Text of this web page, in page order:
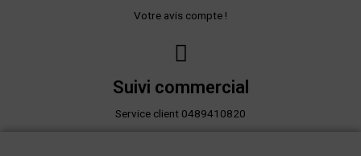
Votre avis compte !
Suivi commercial
Service client 0489410820